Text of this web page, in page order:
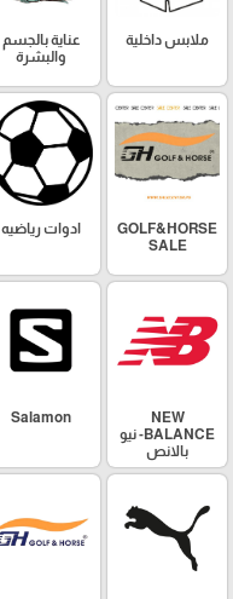
ملابس داخلية
عناية بالجسم
والبشرة
GOLF&HORSE
SALE
ادوات رياضيه
NEW
BALANCE- نيو
بالانص
Salamon